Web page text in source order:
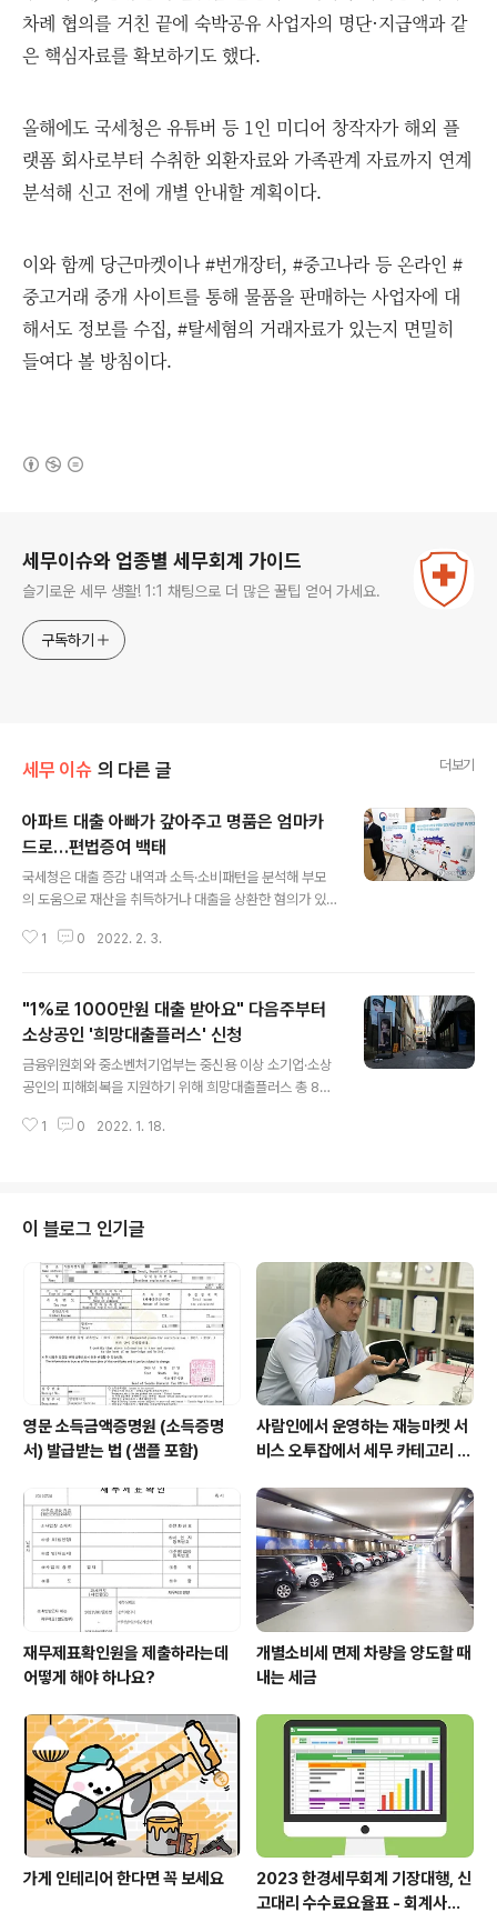
차례 협의를 거친 끝에 숙박공유 사업자의 명단·지급액과 같
은 핵심자료를 확보하기도 했다.
올해에도 국세청은 유튜버 등 1인 미디어 창작자가 해외 플
랫폼 회사로부터 수취한 외환자료와 가족관계 자료까지 연계
분석해 신고 전에 개별 안내할 계획이다.
이와 함께 당근마켓이나 #번개장터, #중고나라 등 온라인 #
중고거래 중개 사이트를 통해 물품을 판매하는 사업자에 대
해서도 정보를 수집, #탈세혐의 거래자료가 있는지 면밀히
들여다 볼 방침이다.
세무이슈와 업종별 세무회계 가이드
슬기로운 세무 생활! 1:1 채팅으로 더 많은 꿀팁 얻어 가세요.
구독하기
세무 이슈 의 다른 글 더보기
아파트 대출 아빠가 갚아주고 명품은 엄마카
드로…편법증여 백태
국세청은 대출 증감 내역과 소득·소비패턴을 분석해 부모
의 도움으로 재산을 취득하거나 대출을 상환한 혐의가 있
냈다. 박재형 #국세청 자산과세국장은 "일부 부유층이 재
루행위로 정당한 세 부담 없이 부를 이전하고 자산 양극화
를 심화해 국민들에게 상실감을 주는 것"이라고 지적했다.
-- 재산도 없고 직장도 다니지 않는 A씨는 은행에서 대출
을 받아 고가의 아파트를 샀다. A씨의 동생 B씨는 오피스
가 대신 갚았다. 세금을 내지 않고 재산을 넘겨주기 위한
1 0 2022. 2. 3.
"1%로 1000만원 대출 받아요" 다음주부터
소상공인 '희망대출플러스' 신청
금융위원회와 중소벤처기업부는 중신용 이상 소기업·소상
공인의 피해회복을 지원하기 위해 희망대출플러스 총 8조
다. 희망대출플러스는 지난해 말부터 지속되고 있는 강화
러스는 저신용 대출인 소진공 융자(1조4000억원), 중신용
프로그램인 지역신보 특례보증(3조8000억원), 고신용 시
중은행 이차보전 4조8000억원으로 구성됐다. 소상공인 1
·2차 금융지원 프로그램 등 타 정책자금을 받은 경우에도
중복해서 신청할 수 있다. "1%로 1000만원 대출 받아요"
다음주부터 소상공인 '희망대출플러..
1 0 2022. 1. 18.
이 블로그 인기글
영문 소득금액증명원 (소득증명
서) 발급받는 법 (샘플 포함)
사람인에서 운영하는 재능마켓 서
비스 오투잡에서 세무 카테고리 대
니다.
재무제표확인원을 제출하라는데
어떻게 해야 하나요?
개별소비세 면제 차량을 양도할 때
내는 세금
가게 인테리어 한다면 꼭 보세요
2023 한경세무회계 기장대행, 신
고대리 수수료요율표 - 회계사보